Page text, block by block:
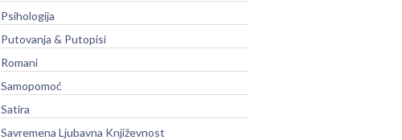
Psihologija
Putovanja & Putopisi
Romani
Samopomoć
Satira
Savremena Ljubavna Književnost